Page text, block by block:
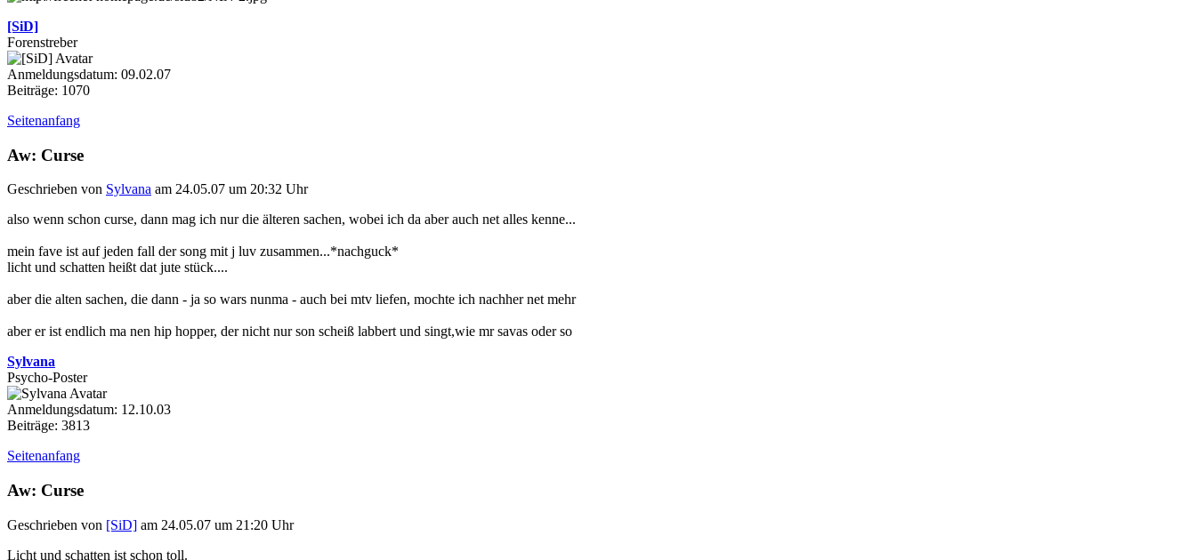
[SiD]
Forenstreber
Anmeldungsdatum: 09.02.07
Beiträge: 1070
Seitenanfang
Aw: Curse
Geschrieben von Sylvana am 24.05.07 um 20:32 Uhr
also wenn schon curse, dann mag ich nur die älteren sachen, wobei ich da aber auch net alles kenne...
mein fave ist auf jeden fall der song mit j luv zusammen...*nachguck*
licht und schatten heißt dat jute stück....
aber die alten sachen, die dann - ja so wars nunma - auch bei mtv liefen, mochte ich nachher net mehr
aber er ist endlich ma nen hip hopper, der nicht nur son scheiß labbert und singt,wie mr savas oder so
Sylvana
Psycho-Poster
Anmeldungsdatum: 12.10.03
Beiträge: 3813
Seitenanfang
Aw: Curse
Geschrieben von [SiD] am 24.05.07 um 21:20 Uhr
Licht und schatten ist schon toll.